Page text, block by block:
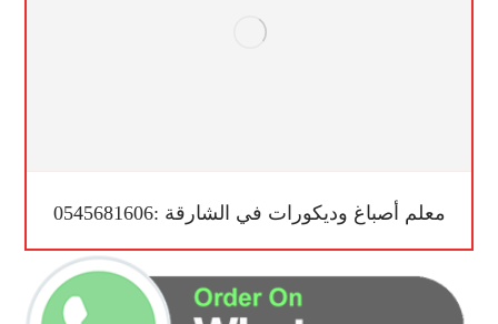
معلم أصباغ وديكورات في الشارقة :0545681606